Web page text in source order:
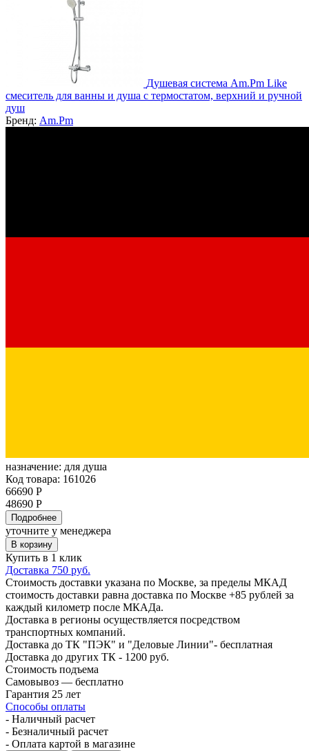
Душевая система Am.Pm Like
смеситель для ванны и душа с термостатом, верхний и ручной
душ
Бренд: Am.Pm
назначение: для душа
Код товара: 161026
66690 Р
48690 Р
Подробнее
уточните у менеджера
В корзину
Купить в 1 клик
Доставка 750 руб.
Стоимость доставки указана по Москве, за пределы МКАД
стоимость доставки равна доставка по Москве +85 рублей за
каждый километр после МКАДа.
Доставка в регионы осуществляется посредством
транспортных компаний.
Доставка до ТК "ПЭК" и "Деловые Линии"- бесплатная
Доставка до других ТК - 1200 руб.
Стоимость подъема
Самовывоз — бесплатно
Гарантия 25 лет
Способы оплаты
- Наличный расчет
- Безналичный расчет
- Оплата картой в магазине